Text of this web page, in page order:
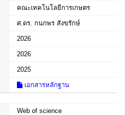
คณะเทคโนโลยีการเกษตร
ศ.ดร. กนกพร สังขรักษ์
2026
2026
2025
เอกสารหลักฐาน
Web of science